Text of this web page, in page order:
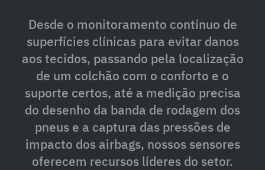
Desde o monitoramento contínuo de
superfícies clínicas para evitar danos
aos tecidos, passando pela localização
de um colchão com o conforto e o
suporte certos, até a medição precisa
do desenho da banda de rodagem dos
pneus e a captura das pressões de
impacto dos airbags, nossos sensores
oferecem recursos líderes do setor.